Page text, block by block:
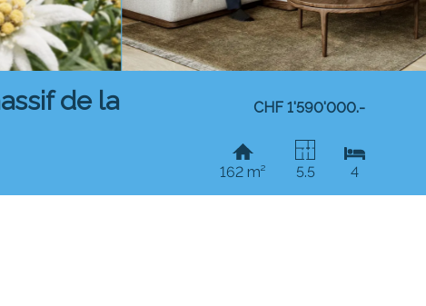
de la CHF 1'590'000.-
162 m² 5.5 4